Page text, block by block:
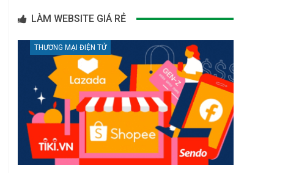
LÀM WEBSITE GIÁ RẺ
THƯƠNG MẠI ĐIỆN TỬ